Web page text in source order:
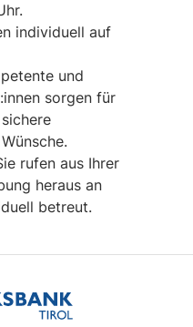
individuell auf
und
sorgen für
rufen aus Ihrer
heraus an
betreut.